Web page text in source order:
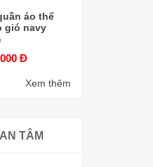
áo thể
gió navy
Đ
Xem thêm
TÂM